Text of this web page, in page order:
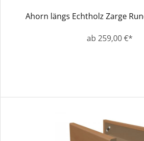
Ahorn längs Echtholz Zarge
ab 259,00 €*